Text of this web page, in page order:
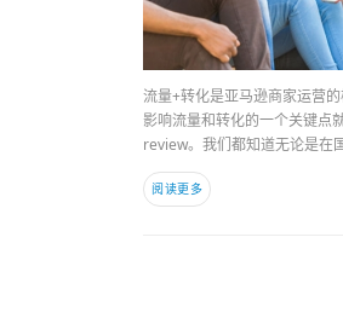
流量+转化是亚马逊商家运营
影响流量和转化的一个关键点
review。我们都知道无论是在
阅读更多